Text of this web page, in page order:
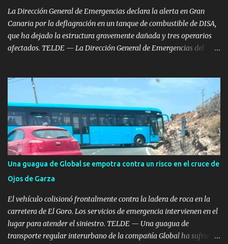
paz Estas ac...
La Dirección General de Emergencias declara la alerta en Gran
Canaria por la deflagración en un tanque de combustible de DISA,
que ha dejado la estructura gravemente dañada y tres operarios
afectados. TELDE — La Dirección General de Emergencias del
riesgo de accidentes graves en los que intervengan sustancias
peligrosas (RISQCAN). La medida se ha tomado tras la grave
deflagración registrada este miércoles en el Polígono Industrial de
Salinetas, en el municipio de Telde. La activación del plan responde
a la necesidad de coordinar el seguimiento del incidente y
supervisar las medidas de seguridad exteriores al tratarse de una
instalación de almacenamiento de hidrocarburos. Deflagración en
un tanque en reparación Según los datos oficiales facilitados por el
Ejecutivo autonómico, la primera llamada de alerta se recibió en el
Centro Coordinador a las 12:10 horas...
Una guagua de Global se empotra contra un risco en el cruce de
Ojos de Garza
El vehículo colisionó frontalmente contra la ladera de roca en la
carretera de El Goro. Los servicios de emergencia intervienen en el
lugar para atender el siniestro. TELDE — Una guagua de
transporte regular interurbano de la compañía Global ha sufrido